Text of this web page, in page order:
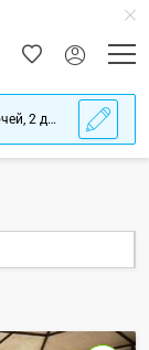
Чорногорія, виліт 09.08.2026 - 16.08.2026 , 7 - 14 ночей, 2 дорослих